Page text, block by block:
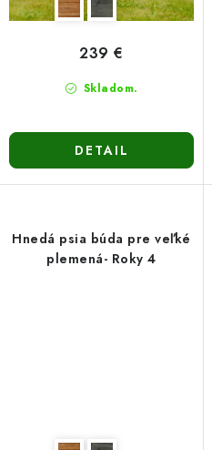
Skladom.
239 €
DETAIL
Hnedá psia búda pre veľké
plemená- Roky 4